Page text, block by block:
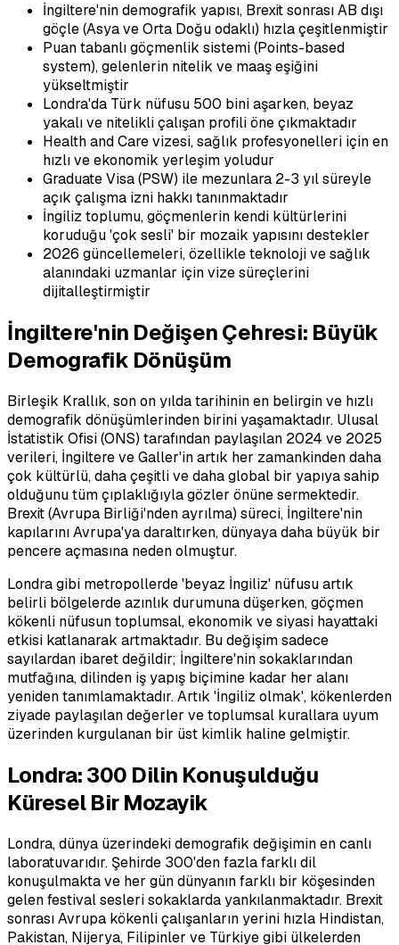
İngiltere'nin demografik yapısı, Brexit sonrası AB dışı
göçle (Asya ve Orta Doğu odaklı) hızla çeşitlenmiştir
Puan tabanlı göçmenlik sistemi (Points-based
system), gelenlerin nitelik ve maaş eşiğini
yükseltmiştir
Londra'da Türk nüfusu 500 bini aşarken, beyaz
yakalı ve nitelikli çalışan profili öne çıkmaktadır
Health and Care vizesi, sağlık profesyonelleri için en
hızlı ve ekonomik yerleşim yoludur
Graduate Visa (PSW) ile mezunlara 2-3 yıl süreyle
açık çalışma izni hakkı tanınmaktadır
İngiliz toplumu, göçmenlerin kendi kültürlerini
koruduğu 'çok sesli' bir mozaik yapısını destekler
2026 güncellemeleri, özellikle teknoloji ve sağlık
alanındaki uzmanlar için vize süreçlerini
dijitalleştirmiştir
İngiltere'nin Değişen Çehresi: Büyük
Demografik Dönüşüm
Birleşik Krallık, son on yılda tarihinin en belirgin ve hızlı
demografik dönüşümlerinden birini yaşamaktadır. Ulusal
İstatistik Ofisi (ONS) tarafından paylaşılan 2024 ve 2025
verileri, İngiltere ve Galler'in artık her zamankinden daha
çok kültürlü, daha çeşitli ve daha global bir yapıya sahip
olduğunu tüm çıplaklığıyla gözler önüne sermektedir.
Brexit (Avrupa Birliği'nden ayrılma) süreci, İngiltere'nin
kapılarını Avrupa'ya daraltırken, dünyaya daha büyük bir
pencere açmasına neden olmuştur.
Londra gibi metropollerde 'beyaz İngiliz' nüfusu artık
belirli bölgelerde azınlık durumuna düşerken, göçmen
kökenli nüfusun toplumsal, ekonomik ve siyasi hayattaki
etkisi katlanarak artmaktadır. Bu değişim sadece
sayılardan ibaret değildir; İngiltere'nin sokaklarından
mutfağına, dilinden iş yapış biçimine kadar her alanı
yeniden tanımlamaktadır. Artık 'İngiliz olmak', kökenlerden
ziyade paylaşılan değerler ve toplumsal kurallara uyum
üzerinden kurgulanan bir üst kimlik haline gelmiştir.
Londra: 300 Dilin Konuşulduğu
Küresel Bir Mozayik
Londra, dünya üzerindeki demografik değişimin en canlı
laboratuvarıdır. Şehirde 300'den fazla farklı dil
konuşulmakta ve her gün dünyanın farklı bir köşesinden
gelen festival sesleri sokaklarda yankılanmaktadır. Brexit
sonrası Avrupa kökenli çalışanların yerini hızla Hindistan,
Pakistan, Nijerya, Filipinler ve Türkiye gibi ülkelerden